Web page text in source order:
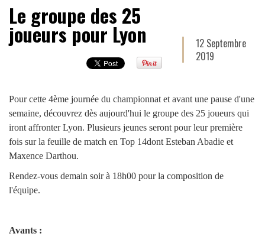
Le groupe des 25
joueurs pour Lyon
12 Septembre
2019
Pour cette 4ème journée du championnat et avant une pause d'une
semaine, découvrez dès aujourd'hui le groupe des 25 joueurs qui
iront affronter Lyon. Plusieurs jeunes seront pour leur première
fois sur la feuille de match en Top 14dont Esteban Abadie et
Maxence Darthou.
Rendez-vous demain soir à 18h00 pour la composition de
l'équipe.
Avants :